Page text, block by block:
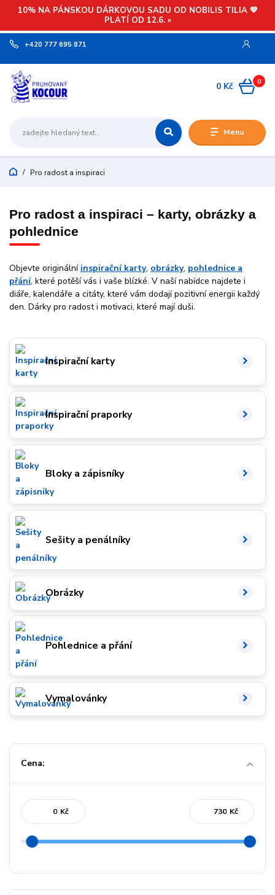
10% NA PÁNSKOU DÁRKOVOU SADU OD NOBILIS TILIA 💙
PLATÍ OD 12.6. »
Menu
+420 777 695 871
0
0 Kč
Pro radost a inspiraci
Pro radost a inspiraci – karty, obrázky a
pohlednice
Objevte originální inspirační karty, obrázky, pohlednice a
přání, které potěší vás i vaše blízké. V naší nabídce najdete i
diáře, kalendáře a citáty, které vám dodají pozitivní energii každý
den. Dárky pro radost i motivaci, které mají duši.
Inspirační karty
Inspirační praporky
Bloky a zápisníky
Sešity a penálníky
Obrázky
Pohlednice a přání
Vymalovánky
Cena:
Kč Kč